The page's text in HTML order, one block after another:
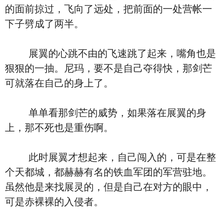
的面前掠过，飞向了远处，把前面的一处营帐一
下子劈成了两半。
展翼的心跳不由的飞速跳了起来，嘴角也是
狠狠的一抽。尼玛，要不是自己夺得快，那剑芒
可就落在自己的身上了。
单单看那剑芒的威势，如果落在展翼的身
上，那不死也是重伤啊。
此时展翼才想起来，自己闯入的，可是在整
个天都城，都赫赫有名的铁血军团的军营驻地。
虽然他是来找展灵的，但是自己在对方的眼中，
可是赤裸裸的入侵者。